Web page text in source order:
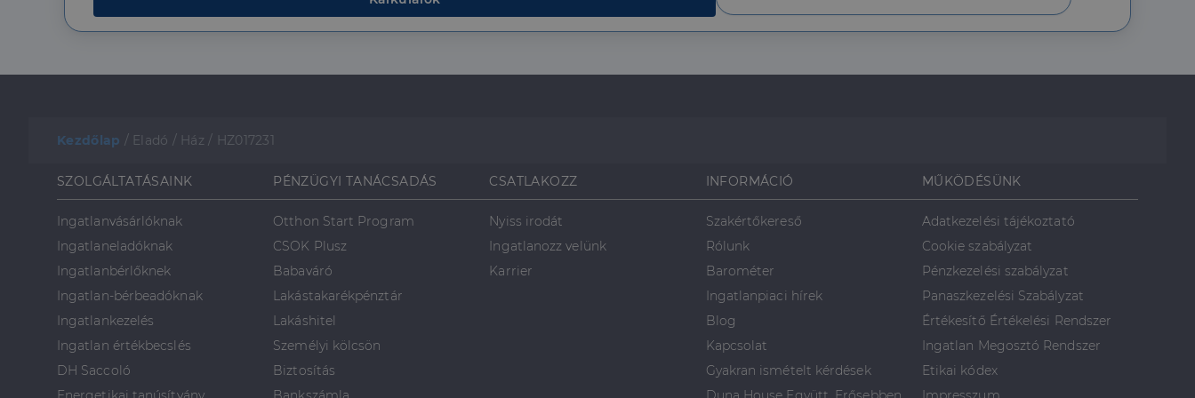
Kezdőlap / Eladó / Ház / HZ017231
SZOLGÁLTATÁSAINK
Ingatlanvásárlóknak
Ingatlaneladóknak
Ingatlanbérlőknek
Ingatlan-bérbeadóknak
Ingatlankezelés
Ingatlan értékbecslés
DH Saccoló
PÉNZÜGYI TANÁCSADÁS
Otthon Start Program
CSOK Plusz
Babaváró
Lakástakarékpénztár
Lakáshitel
Személyi kölcsön
Biztosítás
CSATLAKOZZ
Nyiss irodát
Ingatlanozz velünk
Karrier
INFORMÁCIÓ
Szakértőkereső
Rólunk
Barométer
Ingatlanpiaci hírek
Blog
Kapcsolat
Gyakran ismételt kérdések
MŰKÖDÉSÜNK
Adatkezelési tájékoztató
Cookie szabályzat
Pénzkezelési szabályzat
Panaszkezelési Szabályzat
Értékesítő Értékelési Rendszer
Ingatlan Megosztó Rendszer
Etikai kódex
_gcl_au
Google LLC
.dh.hu
2
hónap
Ezt a cookie-t a Doubleclick állítja be, és információkat szolgáltat arról, hogy a
végfelhasználó hogyan használja a weboldalt, és minden olyan reklámról, amelyet a